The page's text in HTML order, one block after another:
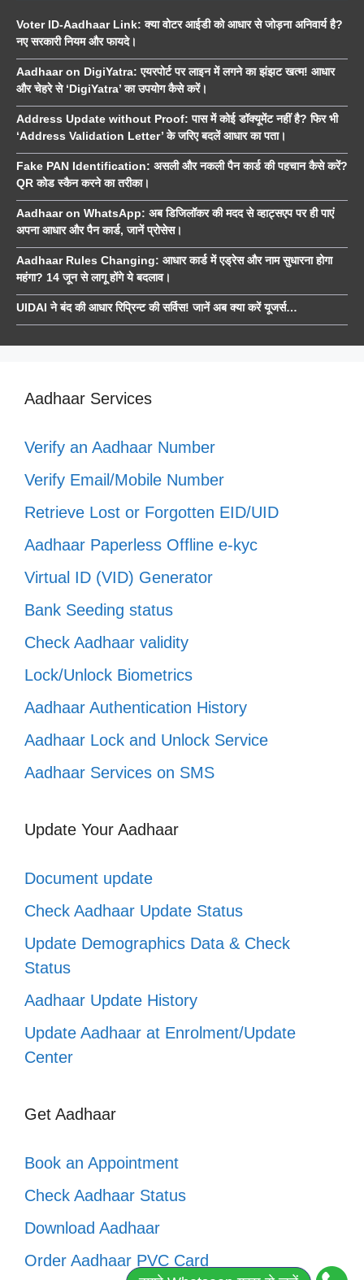
Voter ID-Aadhaar Link: क्या वोटर आईडी को आधार से जोड़ना अनिवार्य है?
नए सरकारी नियम और फायदे।
Aadhaar on DigiYatra: एयरपोर्ट पर लाइन में लगने का झंझट खत्म! आधार
और चेहरे से ‘DigiYatra’ का उपयोग कैसे करें।
Address Update without Proof: पास में कोई डॉक्यूमेंट नहीं है? फिर भी
‘Address Validation Letter’ के जरिए बदलें आधार का पता।
Fake PAN Identification: असली और नकली पैन कार्ड की पहचान कैसे करें?
QR कोड स्कैन करने का तरीका।
Aadhaar on WhatsApp: अब डिजिलॉकर की मदद से व्हाट्सएप पर ही पाएं
अपना आधार और पैन कार्ड, जानें प्रोसेस।
Aadhaar Rules Changing: आधार कार्ड में एड्रेस और नाम सुधारना होगा
महंगा? 14 जून से लागू होंगे ये बदलाव।
UIDAI ने बंद की आधार रिप्रिन्ट की सर्विस! जानें अब क्या करें यूजर्स…
Aadhaar Services
Verify an Aadhaar Number
Verify Email/Mobile Number
Retrieve Lost or Forgotten EID/UID
Aadhaar Paperless Offline e-kyc
Virtual ID (VID) Generator
Bank Seeding status
Check Aadhaar validity
Lock/Unlock Biometrics
Aadhaar Authentication History
Aadhaar Lock and Unlock Service
Aadhaar Services on SMS
Update Your Aadhaar
Document update
Check Aadhaar Update Status
Update Demographics Data & Check
Status
Aadhaar Update History
Update Aadhaar at Enrolment/Update
Center
Get Aadhaar
Book an Appointment
Check Aadhaar Status
Download Aadhaar
Order Aadhaar PVC Card